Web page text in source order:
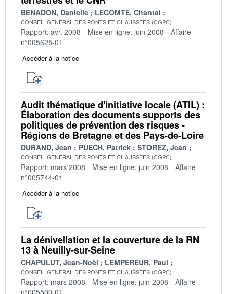
BENADON, Danielle LECOMTE, Chantal
CONSEIL GENERAL DES PONTS ET CHAUSSEES (CGPC)
Rapport: avr. 2008 Mise en ligne: juin 2008
Affaire
n°005625-01
Accéder à la notice
Audit thématique d'initiative locale (ATIL) :
Élaboration des documents supports des
politiques de prévention des risques -
Régions de Bretagne et des Pays-de-Loire
DURAND, Jean PUECH, Patrick STOREZ, Jean
CONSEIL GENERAL DES PONTS ET CHAUSSEES (CGPC)
Rapport: mars 2008 Mise en ligne: juin 2008
Affaire
n°005744-01
Accéder à la notice
La dénivellation et la couverture de la RN
13 à Neuilly-sur-Seine
CHAPULUT, Jean-Noël LEMPEREUR, Paul
CONSEIL GENERAL DES PONTS ET CHAUSSEES (CGPC)
Rapport: mars 2008 Mise en ligne: juin 2008
Affaire
n°005500-01